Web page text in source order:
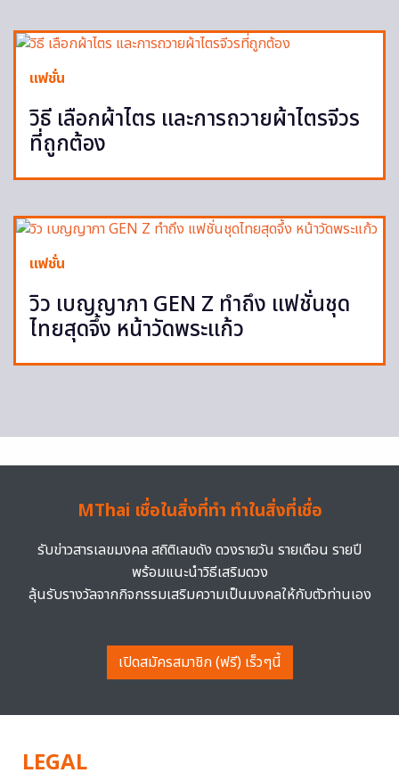
แฟชั่น
วิธี เลือกผ้าไตร และการถวายผ้าไตรจีวร
ที่ถูกต้อง
แฟชั่น
วิว เบญญาภา GEN Z ทำถึง แฟชั่นชุด
ไทยสุดจึ้ง หน้าวัดพระแก้ว
MThai เชื่อในสิ่งที่ทำ ทำในสิ่งที่เชื่อ
รับข่าวสารเลขมงคล สถิติเลขดัง ดวงรายวัน รายเดือน รายปี
พร้อมแนะนำวิธีเสริมดวง
ลุ้นรับรางวัลจากกิจกรรมเสริมความเป็นมงคลให้กับตัวท่านเอง
เปิดสมัครสมาชิก (ฟรี) เร็วๆนี้
LEGAL